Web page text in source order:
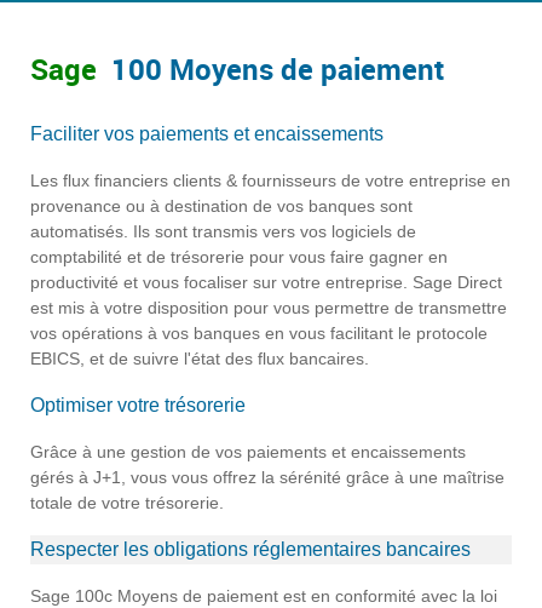
Sage 100 Moyens de paiement
Faciliter vos paiements et encaissements
Les flux financiers clients & fournisseurs de votre entreprise en
provenance ou à destination de vos banques sont
automatisés. Ils sont transmis vers vos logiciels de
comptabilité et de trésorerie pour vous faire gagner en
productivité et vous focaliser sur votre entreprise. Sage Direct
est mis à votre disposition pour vous permettre de transmettre
vos opérations à vos banques en vous facilitant le protocole
EBICS, et de suivre l'état des flux bancaires.
Optimiser votre trésorerie
Grâce à une gestion de vos paiements et encaissements
gérés à J+1, vous vous offrez la sérénité grâce à une maîtrise
totale de votre trésorerie.
Respecter les obligations réglementaires bancaires
Sage 100c Moyens de paiement est en conformité avec la loi